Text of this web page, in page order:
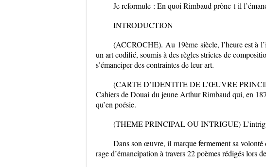
Je reformule : En quoi Rimbaud prône-t-il
INTRODUCTION
(ACCROCHE). Au 19ème siècle, l’heure est à
un art codifié, soumis à des règles strictes de
s’émanciper des contraintes de leur art.
(CARTE D’IDENTITE DE L’ŒUVRE
Cahiers de Douai du jeune Arthur Rimbaud qui, en
qu’en poésie.
(THEME PRINCIPAL OU INTRIGUE)
Dans son œuvre, il marque fermement sa
rage d’émancipation à travers 22 poèmes rédigés lors